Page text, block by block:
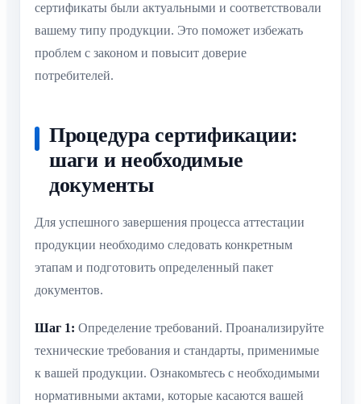
сертификаты были актуальными и соответствовали
вашему типу продукции. Это поможет избежать
проблем с законом и повысит доверие
потребителей.
Процедура сертификации:
шаги и необходимые
документы
Для успешного завершения процесса аттестации
продукции необходимо следовать конкретным
этапам и подготовить определенный пакет
документов.
Шаг 1: Определение требований. Проанализируйте
технические требования и стандарты, применимые
к вашей продукции. Ознакомьтесь с необходимыми
нормативными актами, которые касаются вашей